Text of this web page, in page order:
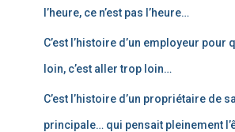
l’heure, ce n’est pas l’heure…
C’est l’histoire d’un employeur pour
loin, c’est aller trop loin…
C’est l’histoire d’un propriétaire de
principale… qui pensait pleinement